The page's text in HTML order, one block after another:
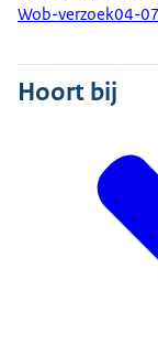
Wob-verzoek04-
Hoort bij